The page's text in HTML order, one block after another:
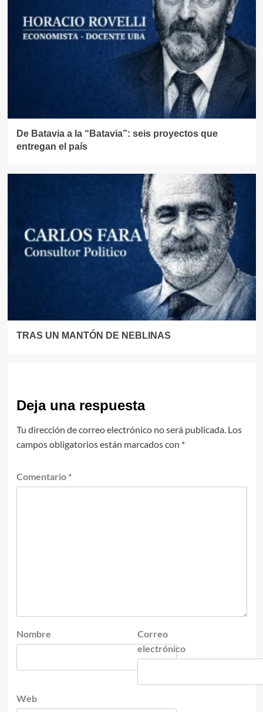
De Batavia a la “Batavia”: seis proyectos que
entregan el país
TRAS UN MANTÓN DE NEBLINAS
Deja una respuesta
Tu dirección de correo electrónico no será publicada. Los
campos obligatorios están marcados con *
Comentario *
Nombre
Correo
electrónico
Web